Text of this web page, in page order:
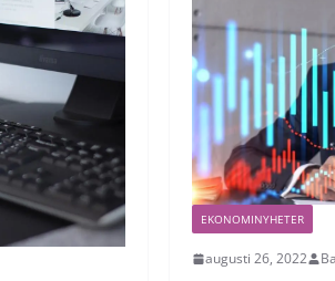
EKONOMINYHETER
augusti 26, 2022